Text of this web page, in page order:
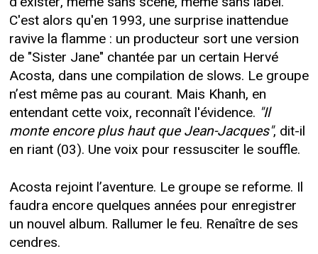
C'est alors qu'en 1993, une surprise inattendue
ravive la flamme : un producteur sort une version
de "Sister Jane" chantée par un certain Hervé
Acosta, dans une compilation de slows. Le groupe
n’est même pas au courant. Mais Khanh, en
entendant cette voix, reconnaît l'évidence. "Il
monte encore plus haut que Jean-Jacques", dit-il
en riant (03). Une voix pour ressusciter le souffle.
Acosta rejoint l’aventure. Le groupe se reforme. Il
faudra encore quelques années pour enregistrer
un nouvel album. Rallumer le feu. Renaître de ses
cendres.